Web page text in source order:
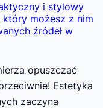
i stylowy
możesz z nim
źródeł w
opuszczać
Estetyka
zaczyna